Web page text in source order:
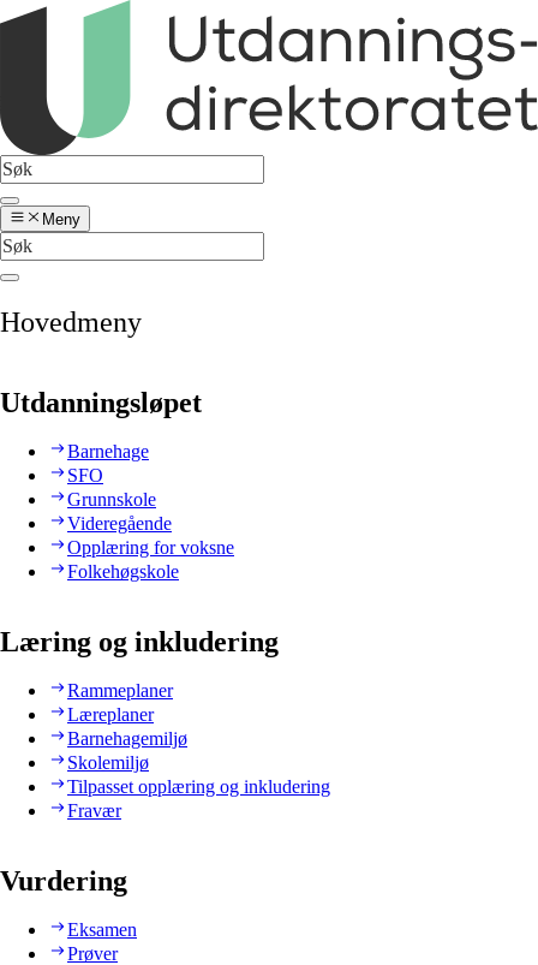
Meny
Hovedmeny
Utdanningsløpet
Barnehage
SFO
Grunnskole
Videregående
Opplæring for voksne
Folkehøgskole
Læring og inkludering
Rammeplaner
Læreplaner
Barnehagemiljø
Skolemiljø
Tilpasset opplæring og inkludering
Fravær
Vurdering
Eksamen
Prøver